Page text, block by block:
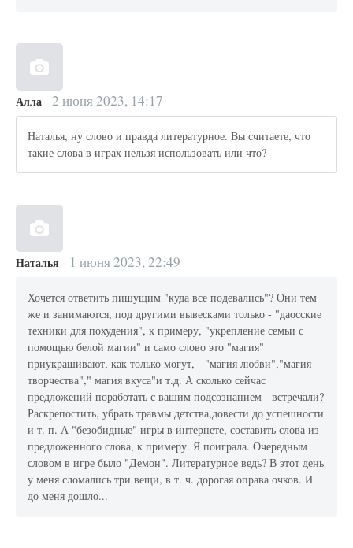
Алла 2 июня 2023, 14:17
Наталья, ну слово и правда литературное. Вы считаете, что
такие слова в играх нельзя использовать или что?
Наталья 1 июня 2023, 22:49
Хочется ответить пишущим "куда все подевались"? Они тем
же и занимаются, под другими вывесками только - "даосские
техники для похудения", к примеру, "укрепление семьи с
помощью белой магии" и само слово это "магия"
приукрашивают, как только могут, - "магия любви","магия
творчества"," магия вкуса"и т.д. А сколько сейчас
предложений поработать с вашим подсознанием - встречали?
Раскрепостить, убрать травмы детства,довести до успешности
и т. п. А "безобидные" игры в интернете, составить слова из
предложенного слова, к примеру. Я поиграла. Очередным
словом в игре было "Демон". Литературное ведь? В этот день
у меня сломались три вещи, в т. ч. дорогая оправа очков. И
до меня дошло...